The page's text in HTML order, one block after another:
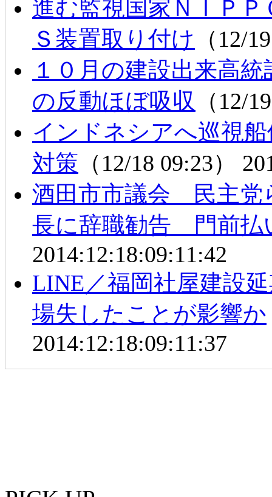
進む監視国家ＮＩＰ
Ｓ装置取り付け （12/
１０月の建設出来高
の反動ほぼ吸収
（12/
インドネシアへ巡視
対策 （12/18 09:23）
酒田市市議会 民主党
長に辞職勧告 門前払
2014:12:18:09:11:42
LINE／福岡社屋建設
場失したことが影響か
2014:12:18:09:11:37